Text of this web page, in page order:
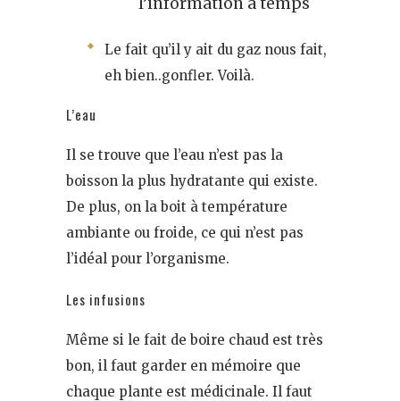
Le fait qu’il y ait du gaz nous fait,
eh bien..gonfler. Voilà.
L’eau
Il se trouve que l’eau n’est pas la
boisson la plus hydratante qui existe.
De plus, on la boit à température
ambiante ou froide, ce qui n’est pas
l’idéal pour l’organisme.
Les infusions
Même si le fait de boire chaud est très
bon, il faut garder en mémoire que
chaque plante est médicinale. Il faut